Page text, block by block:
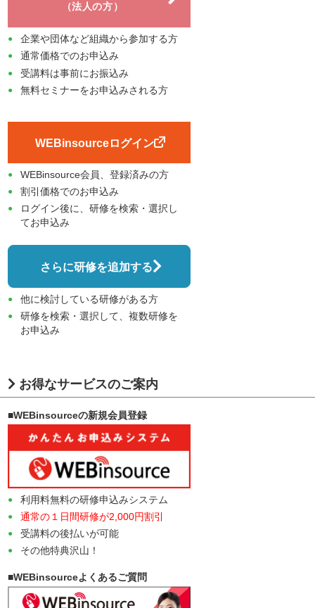
（法人の方）
企業や団体など組織から参加する方
通常価格でのお申込み
受講料は事前にお振込み
無料セミナーをお申込みされる方
WEBinsourceログイン
WEBinsource会員、登録済みの方
割引価格でのお申込み
ログイン後に、研修を検索・選択し
てお申込み
さらに研修を追加する
他に検討している研修がある方
研修を検索・選択して、複数研修を
お申込み
お得なサービスのご案内
■WEBinsourceの新規会員登録
利用料無料の研修申込みシステム
通常の１日間研修が2,000円割引
受講料の後払いが可能
その他特典沢山！
■WEBinsourceよくあるご質問